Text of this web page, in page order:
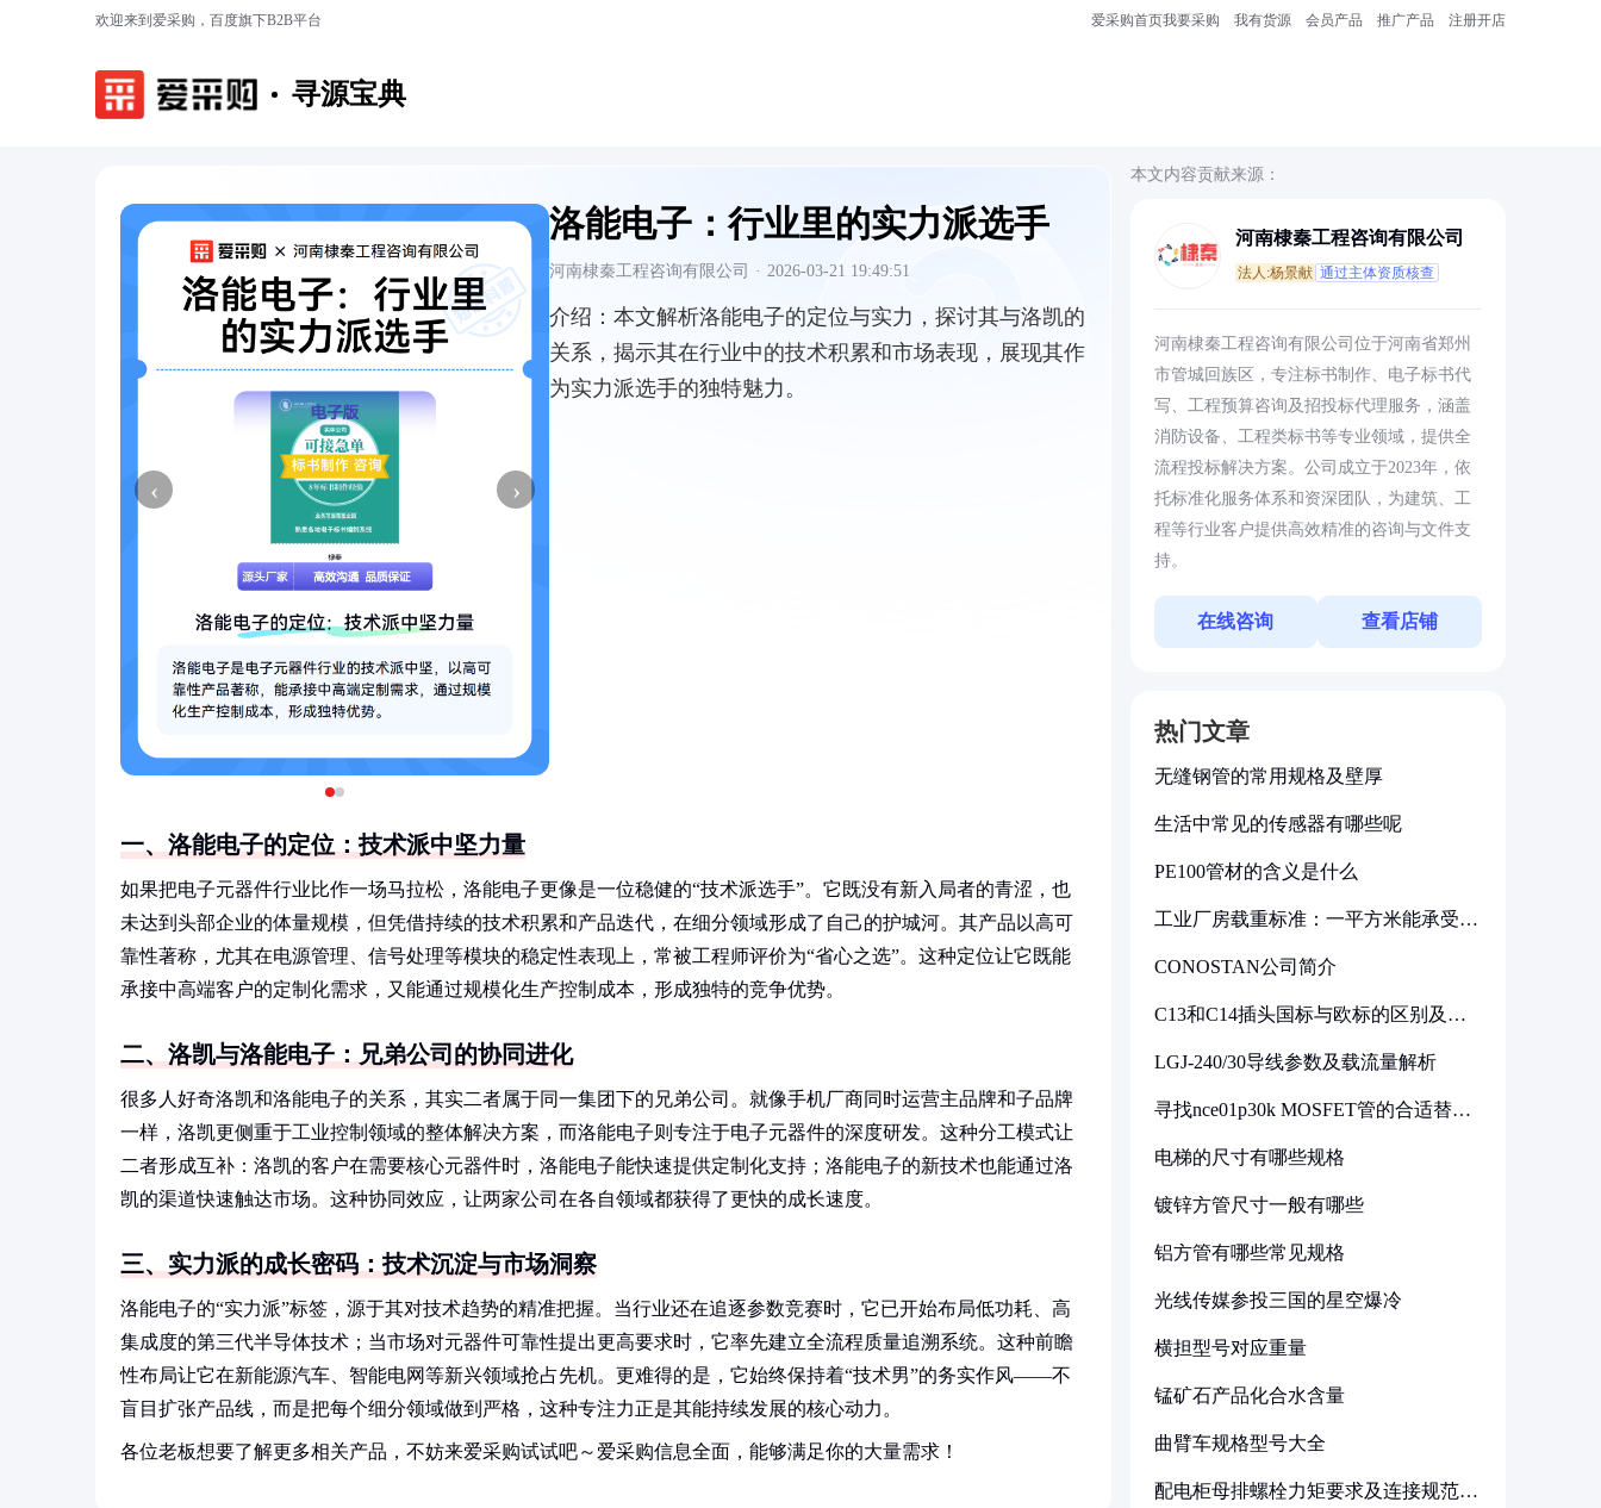
欢迎来到爱采购，百度旗下B2B平台 爱采购首页我要采购 我有货源 会员产品 推广产品 注册开店
寻源宝典
‹ ›
洛能电子：行业里的实力派选手
河南棣秦工程咨询有限公司 · 2026-03-21 19:49:51
介绍： 本文解析洛能电子的定位与实力，探讨其与洛凯的
关系，揭示其在行业中的技术积累和市场表现，展现其作
为实力派选手的独特魅力。
一、洛能电子的定位：技术派中坚力量
如果把电子元器件行业比作一场马拉松，洛能电子更像是一位稳健的“技术派选手”。它既没有新入局者的青涩，也
未达到头部企业的体量规模，但凭借持续的技术积累和产品迭代，在细分领域形成了自己的护城河。其产品以高可
靠性著称，尤其在电源管理、信号处理等模块的稳定性表现上，常被工程师评价为“省心之选”。这种定位让它既能
承接中高端客户的定制化需求，又能通过规模化生产控制成本，形成独特的竞争优势。
二、洛凯与洛能电子：兄弟公司的协同进化
很多人好奇洛凯和洛能电子的关系，其实二者属于同一集团下的兄弟公司。就像手机厂商同时运营主品牌和子品牌
一样，洛凯更侧重于工业控制领域的整体解决方案，而洛能电子则专注于电子元器件的深度研发。这种分工模式让
二者形成互补：洛凯的客户在需要核心元器件时，洛能电子能快速提供定制化支持；洛能电子的新技术也能通过洛
凯的渠道快速触达市场。这种协同效应，让两家公司在各自领域都获得了更快的成长速度。
三、实力派的成长密码：技术沉淀与市场洞察
洛能电子的“实力派”标签，源于其对技术趋势的精准把握。当行业还在追逐参数竞赛时，它已开始布局低功耗、高
集成度的第三代半导体技术；当市场对元器件可靠性提出更高要求时，它率先建立全流程质量追溯系统。这种前瞻
性布局让它在新能源汽车、智能电网等新兴领域抢占先机。更难得的是，它始终保持着“技术男”的务实作风——不
盲目扩张产品线，而是把每个细分领域做到严格，这种专注力正是其能持续发展的核心动力。
各位老板想要了解更多相关产品，不妨来爱采购试试吧～爱采购信息全面，能够满足你的大量需求！
本文内容贡献来源：
河南棣秦工程咨询有限公司
法人:杨景献 通过主体资质核查
河南棣秦工程咨询有限公司位于河南省郑州
市管城回族区，专注标书制作、电子标书代
写、工程预算咨询及招投标代理服务，涵盖
消防设备、工程类标书等专业领域，提供全
流程投标解决方案。公司成立于2023年，依
托标准化服务体系和资深团队，为建筑、工
程等行业客户提供高效精准的咨询与文件支
持。
在线咨询 查看店铺
热门文章
无缝钢管的常用规格及壁厚
生活中常见的传感器有哪些呢
PE100管材的含义是什么
工业厂房载重标准：一平方米能承受多
CONOSTAN公司简介
C13和C14插头国标与欧标的区别及其
LGJ-240/30导线参数及载流量解析
寻找nce01p30k MOSFET管的合适替代
电梯的尺寸有哪些规格
镀锌方管尺寸一般有哪些
铝方管有哪些常见规格
光线传媒参投三国的星空爆冷
横担型号对应重量
锰矿石产品化合水含量
曲臂车规格型号大全
配电柜母排螺栓力矩要求及连接规范详